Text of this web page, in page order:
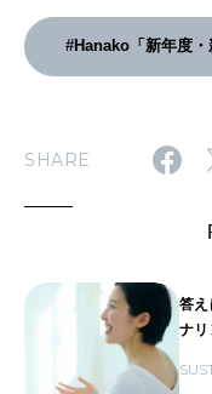
#Hanako「新年度
SHARE
答
ナ